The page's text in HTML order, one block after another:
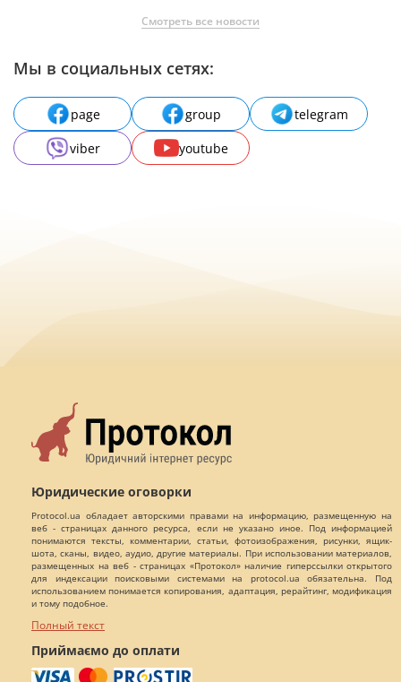
Смотреть все новости
Мы в социальных сетях:
page group
telegram
viber
youtube
Юридические оговорки
Protocol.ua обладает авторскими правами на информацию, размещенную на
веб - страницах данного ресурса, если не указано иное. Под информацией
понимаются тексты, комментарии, статьи, фотоизображения, рисунки, ящик-
шота, сканы, видео, аудио, другие материалы. При использовании материалов,
размещенных на веб - страницах «Протокол» наличие гиперссылки открытого
для индексации поисковыми системами на protocol.ua обязательна. Под
использованием понимается копирования, адаптация, рерайтинг, модификация
и тому подобное.
Полный текст
Приймаємо до оплати